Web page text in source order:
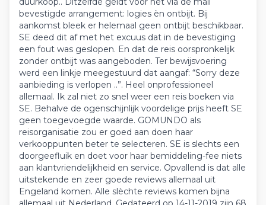
bevestigde arrangement: logies èn ontbijt. Bij
aankomst bleek er helemaal geen ontbijt beschikbaar.
SE deed dit af met het excuus dat in de bevestiging
een fout was geslopen. En dat de reis oorspronkelijk
zonder ontbijt was aangeboden. Ter bewijsvoering
werd een linkje meegestuurd dat aangaf: “Sorry deze
aanbieding is verlopen ..”. Heel onprofessioneel
allemaal. Ik zal niet zo snel weer een reis boeken via
SE. Behalve de ogenschijnlijk voordelige prijs heeft SE
geen toegevoegde waarde. GOMUNDO als
reisorganisatie zou er goed aan doen haar
verkooppunten beter te selecteren. SE is slechts een
doorgeefluik en doet voor haar bemiddeling-fee niets
aan klantvriendelijkheid en service. Opvallend is dat alle
uitstekende en zeer goede reviews allemaal uit
Engeland komen. Alle slèchte reviews komen bijna